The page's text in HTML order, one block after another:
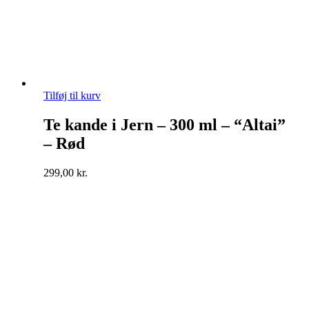
Tilføj til kurv
Te kande i Jern – 300 ml – “Altai”
– Rød
299,00 kr.